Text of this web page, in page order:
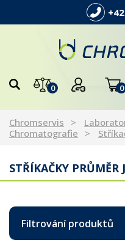
0 0
Chromservis
Chromatografie
STŘÍKAČKY PRŮMĚR
Filtrování produktů